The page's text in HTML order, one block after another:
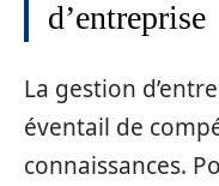
d’entreprise
La gestion
éventail de
connaissances.